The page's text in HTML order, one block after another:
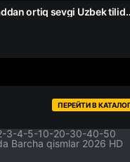
Obsessiya / Telbalarcha
ПЕРЕЙТИ В